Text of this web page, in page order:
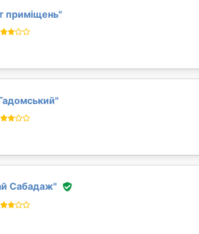
приміщень"
"
Сабадаж"